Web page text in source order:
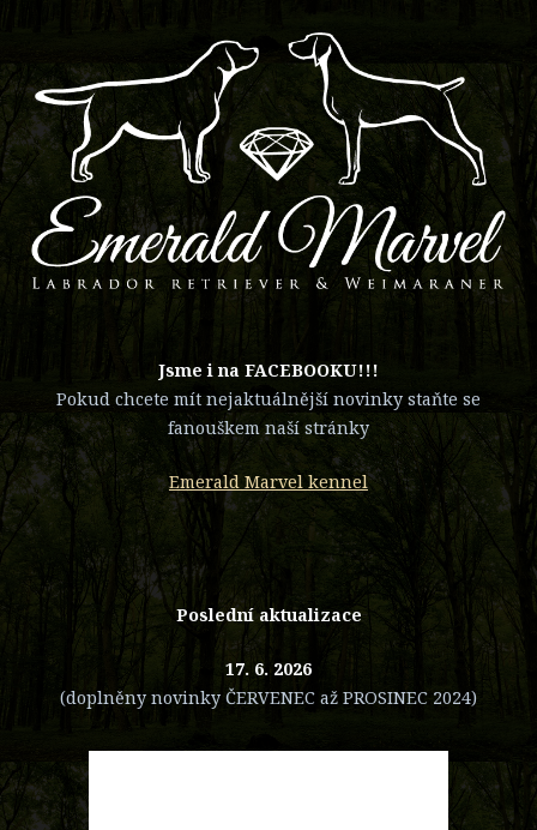
​Jsme i na FACEBOOKU!!!
Pokud chcete mít nejaktuálnější novinky staňte se
fanouškem naší stránky
Emerald Marvel kennel
Poslední aktualizace
17. 6. 2026
(doplněny novinky ČERVENEC až PROSINEC 2024)